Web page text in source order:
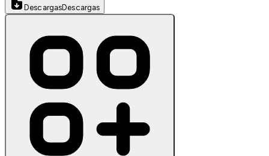
DescargasDescargas